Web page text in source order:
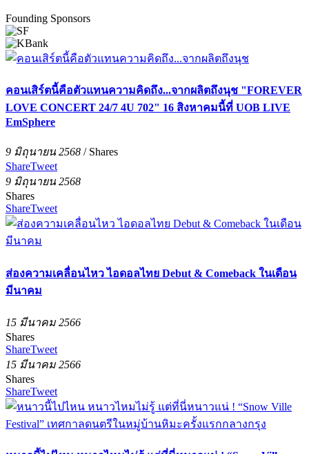
Founding Sponsors
คอนเสิร์ตนี้คือตัวแทนความคิดถึง...จากผลิตถึงนุช "FOREVER
LOVE CONCERT 24/7 4U 702" 16 สิงหาคมนี้ที่ UOB LIVE
EmSphere
9 มิถุนายน 2568 / Shares
ShareTweet
9 มิถุนายน 2568
Shares
ShareTweet
ส่องความเคลื่อนไหว ไอดอลไทย Debut & Comeback ในเดือน
มีนาคม
15 มีนาคม 2566
Shares
ShareTweet
15 มีนาคม 2566
Shares
ShareTweet